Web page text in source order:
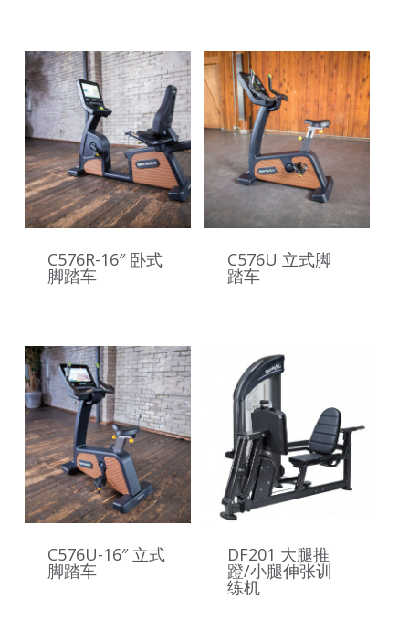
C576R-16″ 卧式
脚踏车
C576U 立式脚
踏车
C576U-16″ 立式
脚踏车
DF201 大腿推
蹬/小腿伸张训
练机